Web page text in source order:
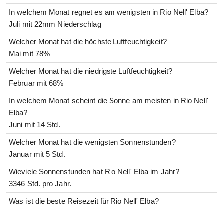
In welchem Monat regnet es am wenigsten in Rio Nell' Elba?
Juli mit 22mm Niederschlag
Welcher Monat hat die höchste Luftfeuchtigkeit?
Mai mit 78%
Welcher Monat hat die niedrigste Luftfeuchtigkeit?
Februar mit 68%
In welchem Monat scheint die Sonne am meisten in Rio Nell'
Elba?
Juni mit 14 Std.
Welcher Monat hat die wenigsten Sonnenstunden?
Januar mit 5 Std.
Wieviele Sonnenstunden hat Rio Nell' Elba im Jahr?
3346 Std. pro Jahr.
Was ist die beste Reisezeit für Rio Nell' Elba?